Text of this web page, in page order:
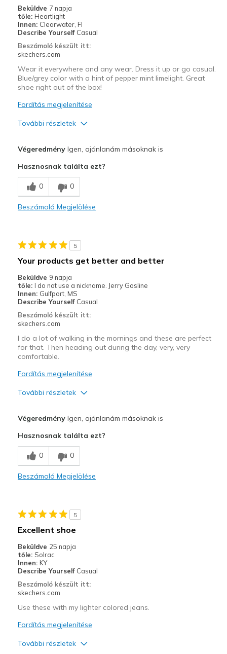
Beküldve 7 napja
tőle: Heartlight
Innen: Clearwater, Fl
Describe Yourself Casual
Beszámoló készült itt:
skechers.com
Wear it everywhere and any wear. Dress it up or go casual.
Blue/grey color with a hint of pepper mint limelight. Great
shoe right out of the box!
Fordítás megjelenítése
További részletek
Breathe Well
Comfortable
Kontra
Legjobb használat
Gym shoe
Width
Feels true to width
Sizing
View On Shoes
I'm Into Shoes
VégeredményIgen, ajánlanám másoknak is
Hasznosnak találta ezt?
0 0
Beszámoló Megjelölése
5
Your products get better and better
Beküldve 9 napja
tőle: I do not use a nickname. Jerry Gosline
Innen: Gulfport, MS
Describe Yourself Casual
Beszámoló készült itt:
skechers.com
I do a lot of walking in the mornings and these are perfect
for that. Then heading out during the day, very, very
comfortable.
Fordítás megjelenítése
További részletek
Breathe Well
Comfortable
Legjobb használat
Going Out
Width
Feels true to width
Sizing
View On Shoes
Shoes are for Wearing
VégeredményIgen, ajánlanám másoknak is
Hasznosnak találta ezt?
0 0
Beszámoló Megjelölése
5
Excellent shoe
Beküldve 25 napja
tőle: Solrac
Innen: KY
Describe Yourself Casual
Beszámoló készült itt:
skechers.com
Use these with my lighter colored jeans.
Fordítás megjelenítése
További részletek